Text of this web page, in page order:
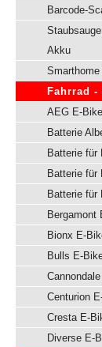
Barcode-
Akku
Smarthome
Fahrrad -
AEG E-
Batterie
Batterie für
Batterie für
Batterie für
Bergamont
Bionx E-
Bulls E-
Centurion
Cresta E-
Diverse E-